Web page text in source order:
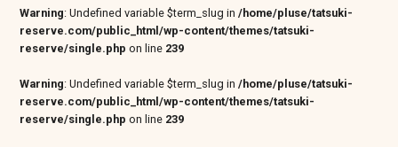
Warning: Undefined variable $term_slug in/home/pluse/tatsuki-
reserve.com/public_html/wp-content/themes/tatsuki-
reserve/single.php on line 239
Warning: Undefined variable $term_slug in/home/pluse/tatsuki-
reserve.com/public_html/wp-content/themes/tatsuki-
reserve/single.php on line 239